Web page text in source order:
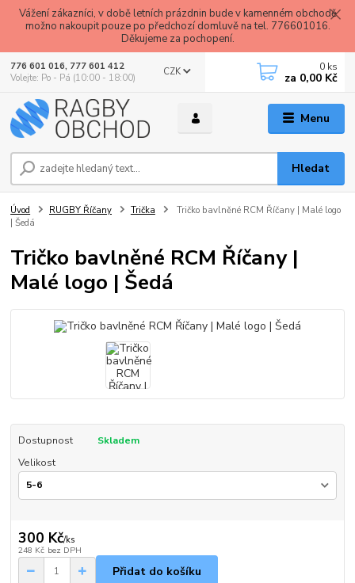
Vážení zákazníci, v době letních prázdnin bude v kamenném obchodě
možno nakoupit pouze po předchozí domluvě na tel. 776601016.
Děkujeme za pochopení.
Menu
CZK
Hledat
776 601 016, 777 601 412
Volejte: Po - Pá (10:00 - 18:00)
0 ks
za 0,00 Kč
Úvod RUGBY Říčany Trička
Tričko bavlněné RCM Říčany | Malé logo
| Šedá
Tričko bavlněné RCM Říčany |
Malé logo | Šedá
Dostupnost
Skladem
Velikost
300 Kč/ks
248 Kč bez DPH
Přidat do košíku